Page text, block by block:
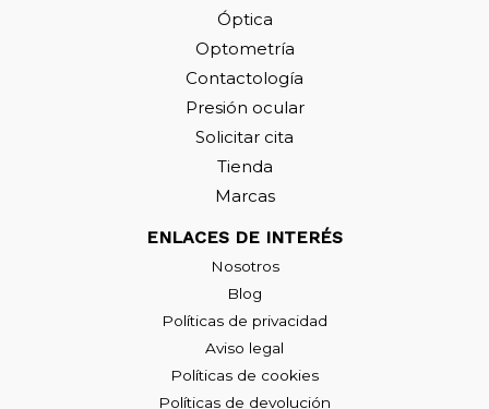
Óptica
Optometría
Contactología
Presión ocular
Solicitar cita
Tienda
Marcas
ENLACES DE INTERÉS
Nosotros
Blog
Políticas de privacidad
Aviso legal
Políticas de cookies
Políticas de devolución